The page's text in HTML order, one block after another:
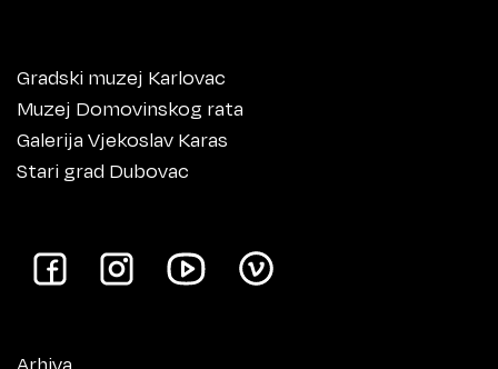
Gradski muzej Karlovac
Muzej Domovinskog rata
Galerija Vjekoslav Karas
Stari grad Dubovac